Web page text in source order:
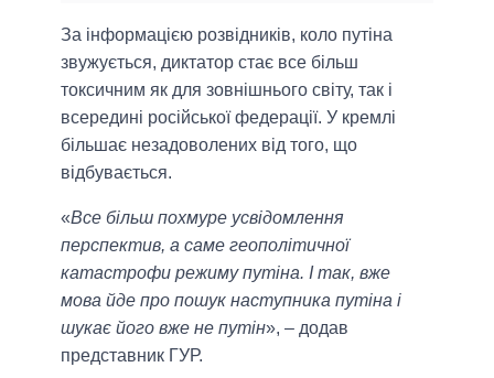
За інформацією розвідників, коло путіна
звужується, диктатор стає все більш
токсичним як для зовнішнього світу, так і
всередині російської федерації. У кремлі
більшає незадоволених від того, що
відбувається.
«Все більш похмуре усвідомлення
перспектив, а саме геополітичної
катастрофи режиму путіна. І так, вже
мова йде про пошук наступника путіна і
шукає його вже не путін», – додав
представник ГУР.